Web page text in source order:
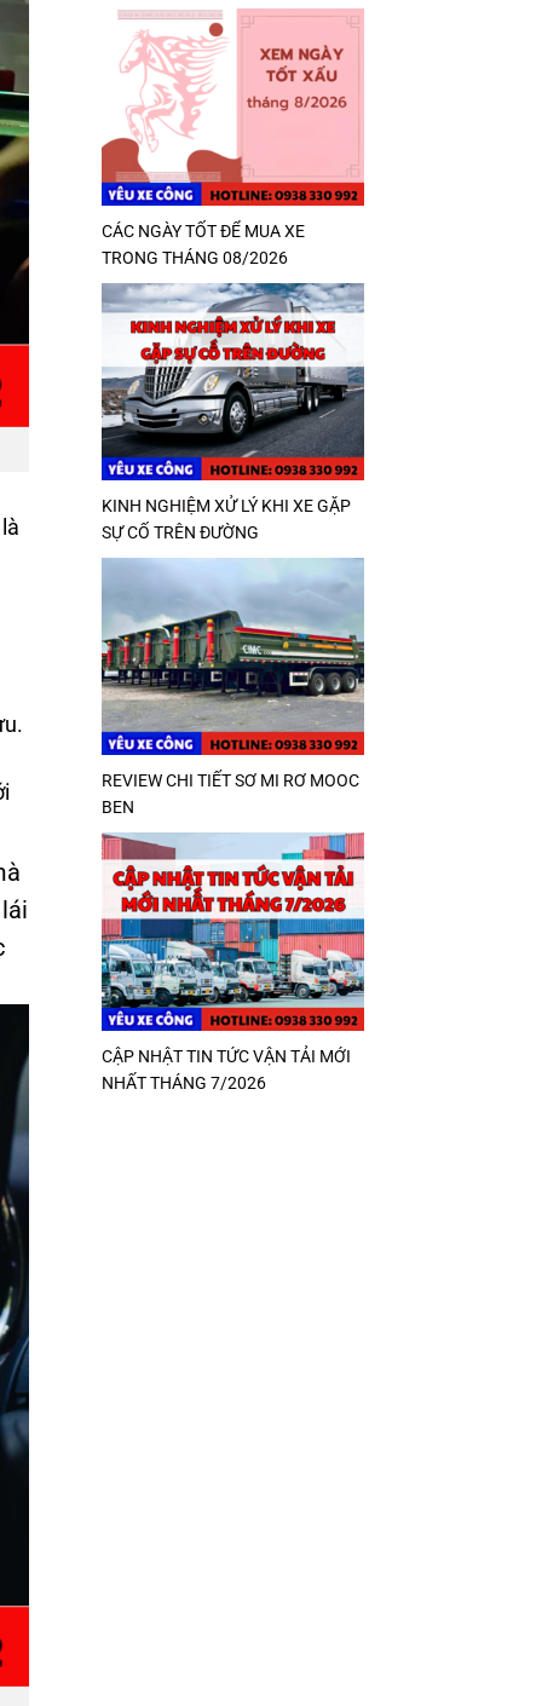
CÁC NGÀY TỐT ĐỂ MUA XE
TRONG THÁNG 08/2026
KINH NGHIỆM XỬ LÝ KHI XE GẶP
SỰ CỐ TRÊN ĐƯỜNG
REVIEW CHI TIẾT SƠ MI RƠ MOOC
BEN
CẬP NHẬT TIN TỨC VẬN TẢI MỚI
NHẤT THÁNG 7/2026